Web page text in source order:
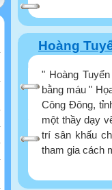
Hoàng
" Hoàng
bằng máu "
Công Đông,
một thầy dạy
trí sân khấu
tham gia cách